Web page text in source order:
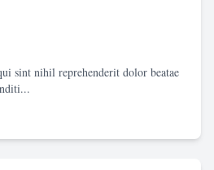
sint nihil reprehenderit dolor beatae